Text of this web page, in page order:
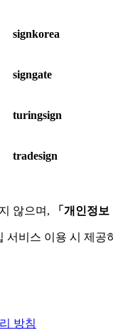
signkorea
signgate
turingsign
tradesign
않으며, 「개인정보
서비스 이용 시 제
방침